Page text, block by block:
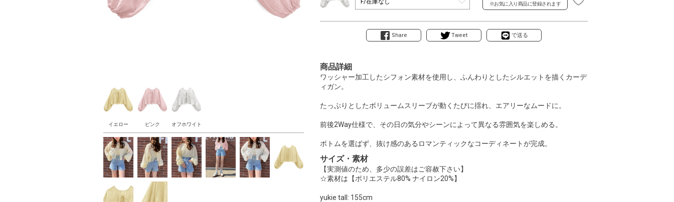
イエロー ピンク オフホワイト
※お気に入り商品に登録されます
Share Tweet で送る
商品詳細
ワッシャー加工したシフォン素材を使用し、ふんわりとしたシルエットを描くカーデ
ィガン。
たっぷりとしたボリュームスリーブが動くたびに揺れ、エアリーなムードに。
前後2Way仕様で、その日の気分やシーンによって異なる雰囲気を楽しめる。
ボトムを選ばず、抜け感のあるロマンティックなコーディネートが完成。
サイズ・素材
【実測値のため、多少の誤差はご容赦下さい】
☆素材は【ポリエステル80% ナイロン20%】
yukie tall: 155cm